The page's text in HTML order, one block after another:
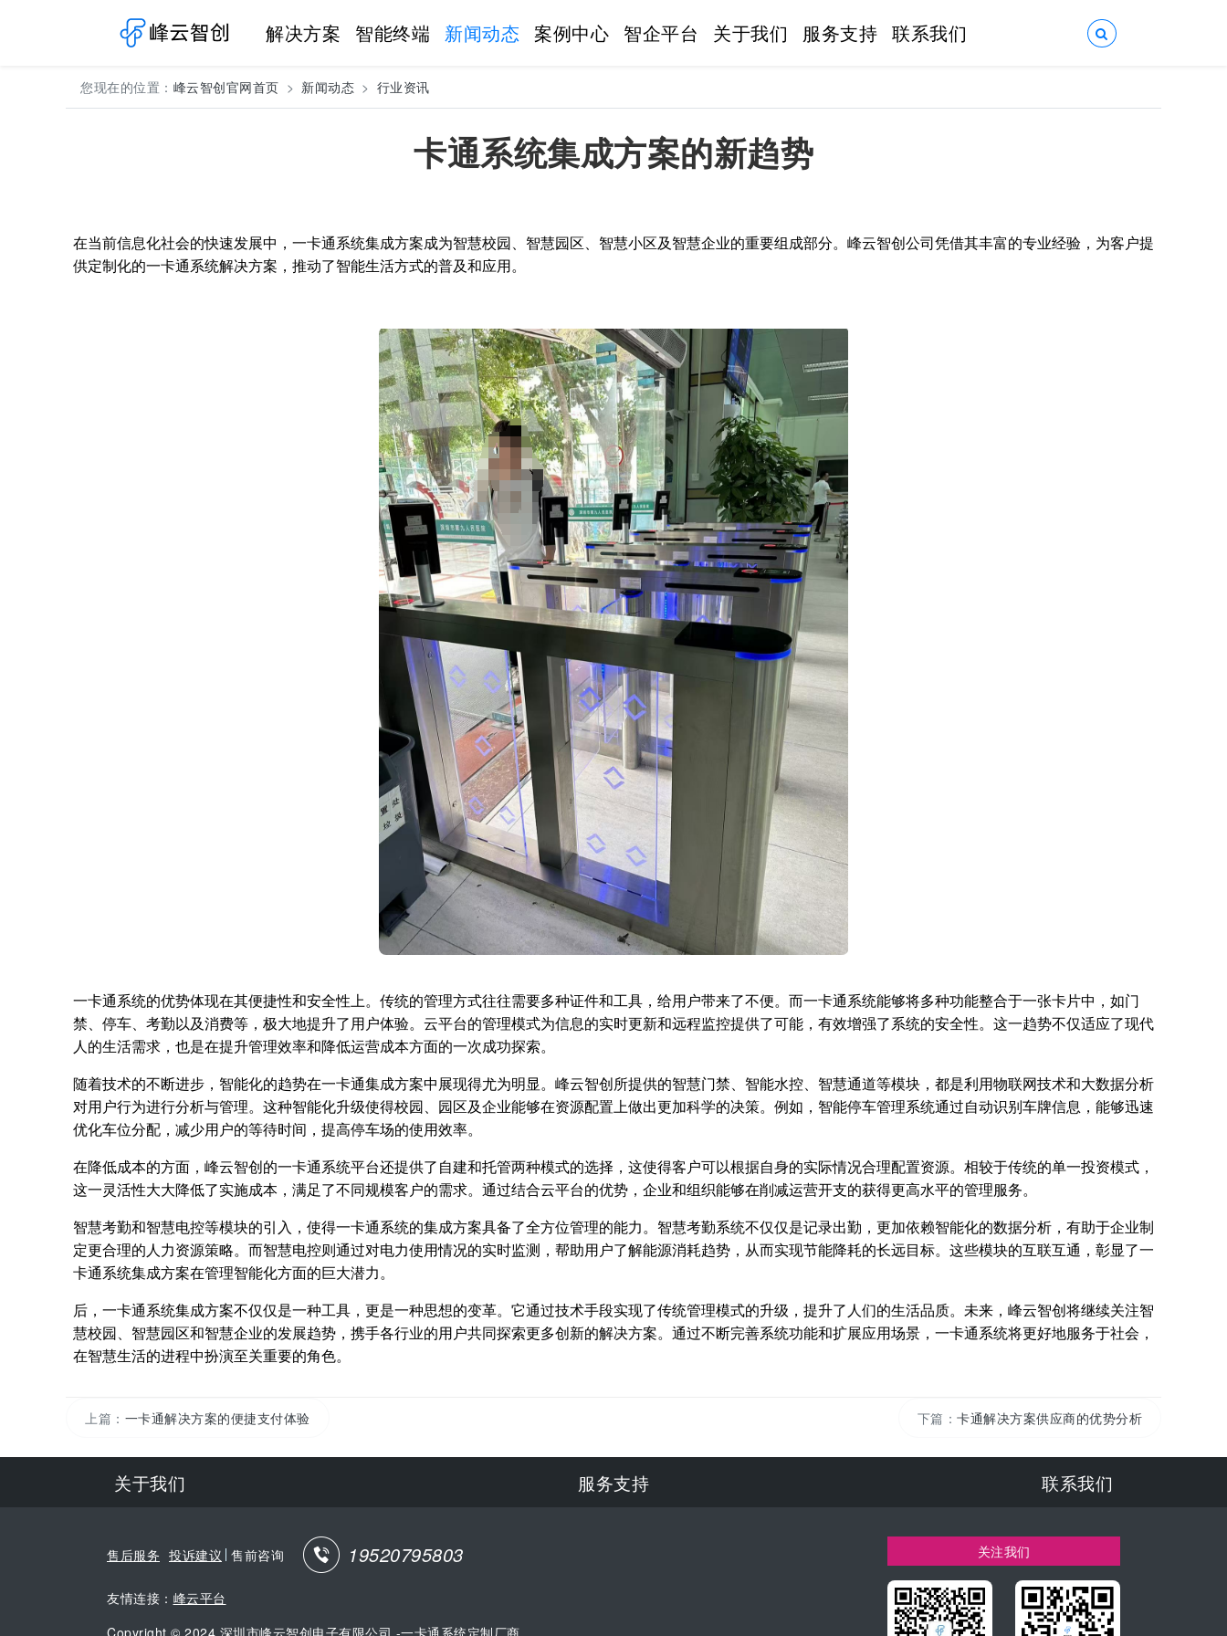
解决方案 智能终端 新闻动态 案例中心 智企平台 关于我们 服务支持 联系我们
您现在的位置： 峰云智创官网首页 新闻动态 行业资讯
卡通系统集成方案的新趋势
在当前信息化社会的快速发展中，一卡通系统集成方案成为智慧校园、智慧园区、智慧小区及智慧企业的重要组成部分。峰云智创公司凭借其丰富的专业经验，为客户提
供定制化的一卡通系统解决方案，推动了智能生活方式的普及和应用。
一卡通系统的优势体现在其便捷性和安全性上。传统的管理方式往往需要多种证件和工具，给用户带来了不便。而一卡通系统能够将多种功能整合于一张卡片中，如门
禁、停车、考勤以及消费等，极大地提升了用户体验。云平台的管理模式为信息的实时更新和远程监控提供了可能，有效增强了系统的安全性。这一趋势不仅适应了现代
人的生活需求，也是在提升管理效率和降低运营成本方面的一次成功探索。
随着技术的不断进步，智能化的趋势在一卡通集成方案中展现得尤为明显。峰云智创所提供的智慧门禁、智能水控、智慧通道等模块，都是利用物联网技术和大数据分析
对用户行为进行分析与管理。这种智能化升级使得校园、园区及企业能够在资源配置上做出更加科学的决策。例如，智能停车管理系统通过自动识别车牌信息，能够迅速
优化车位分配，减少用户的等待时间，提高停车场的使用效率。
在降低成本的方面，峰云智创的一卡通系统平台还提供了自建和托管两种模式的选择，这使得客户可以根据自身的实际情况合理配置资源。相较于传统的单一投资模式，
这一灵活性大大降低了实施成本，满足了不同规模客户的需求。通过结合云平台的优势，企业和组织能够在削减运营开支的获得更高水平的管理服务。
智慧考勤和智慧电控等模块的引入，使得一卡通系统的集成方案具备了全方位管理的能力。智慧考勤系统不仅仅是记录出勤，更加依赖智能化的数据分析，有助于企业制
定更合理的人力资源策略。而智慧电控则通过对电力使用情况的实时监测，帮助用户了解能源消耗趋势，从而实现节能降耗的长远目标。这些模块的互联互通，彰显了一
卡通系统集成方案在管理智能化方面的巨大潜力。
后，一卡通系统集成方案不仅仅是一种工具，更是一种思想的变革。它通过技术手段实现了传统管理模式的升级，提升了人们的生活品质。未来，峰云智创将继续关注智
慧校园、智慧园区和智慧企业的发展趋势，携手各行业的用户共同探索更多创新的解决方案。通过不断完善系统功能和扩展应用场景，一卡通系统将更好地服务于社会，
在智慧生活的进程中扮演至关重要的角色。
上篇： 一卡通解决方案的便捷支付体验 下篇： 卡通解决方案供应商的优势分析
关于我们 服务支持 联系我们
售后服务 投诉建议 售前咨询 19520795803
友情连接： 峰云平台
关注我们